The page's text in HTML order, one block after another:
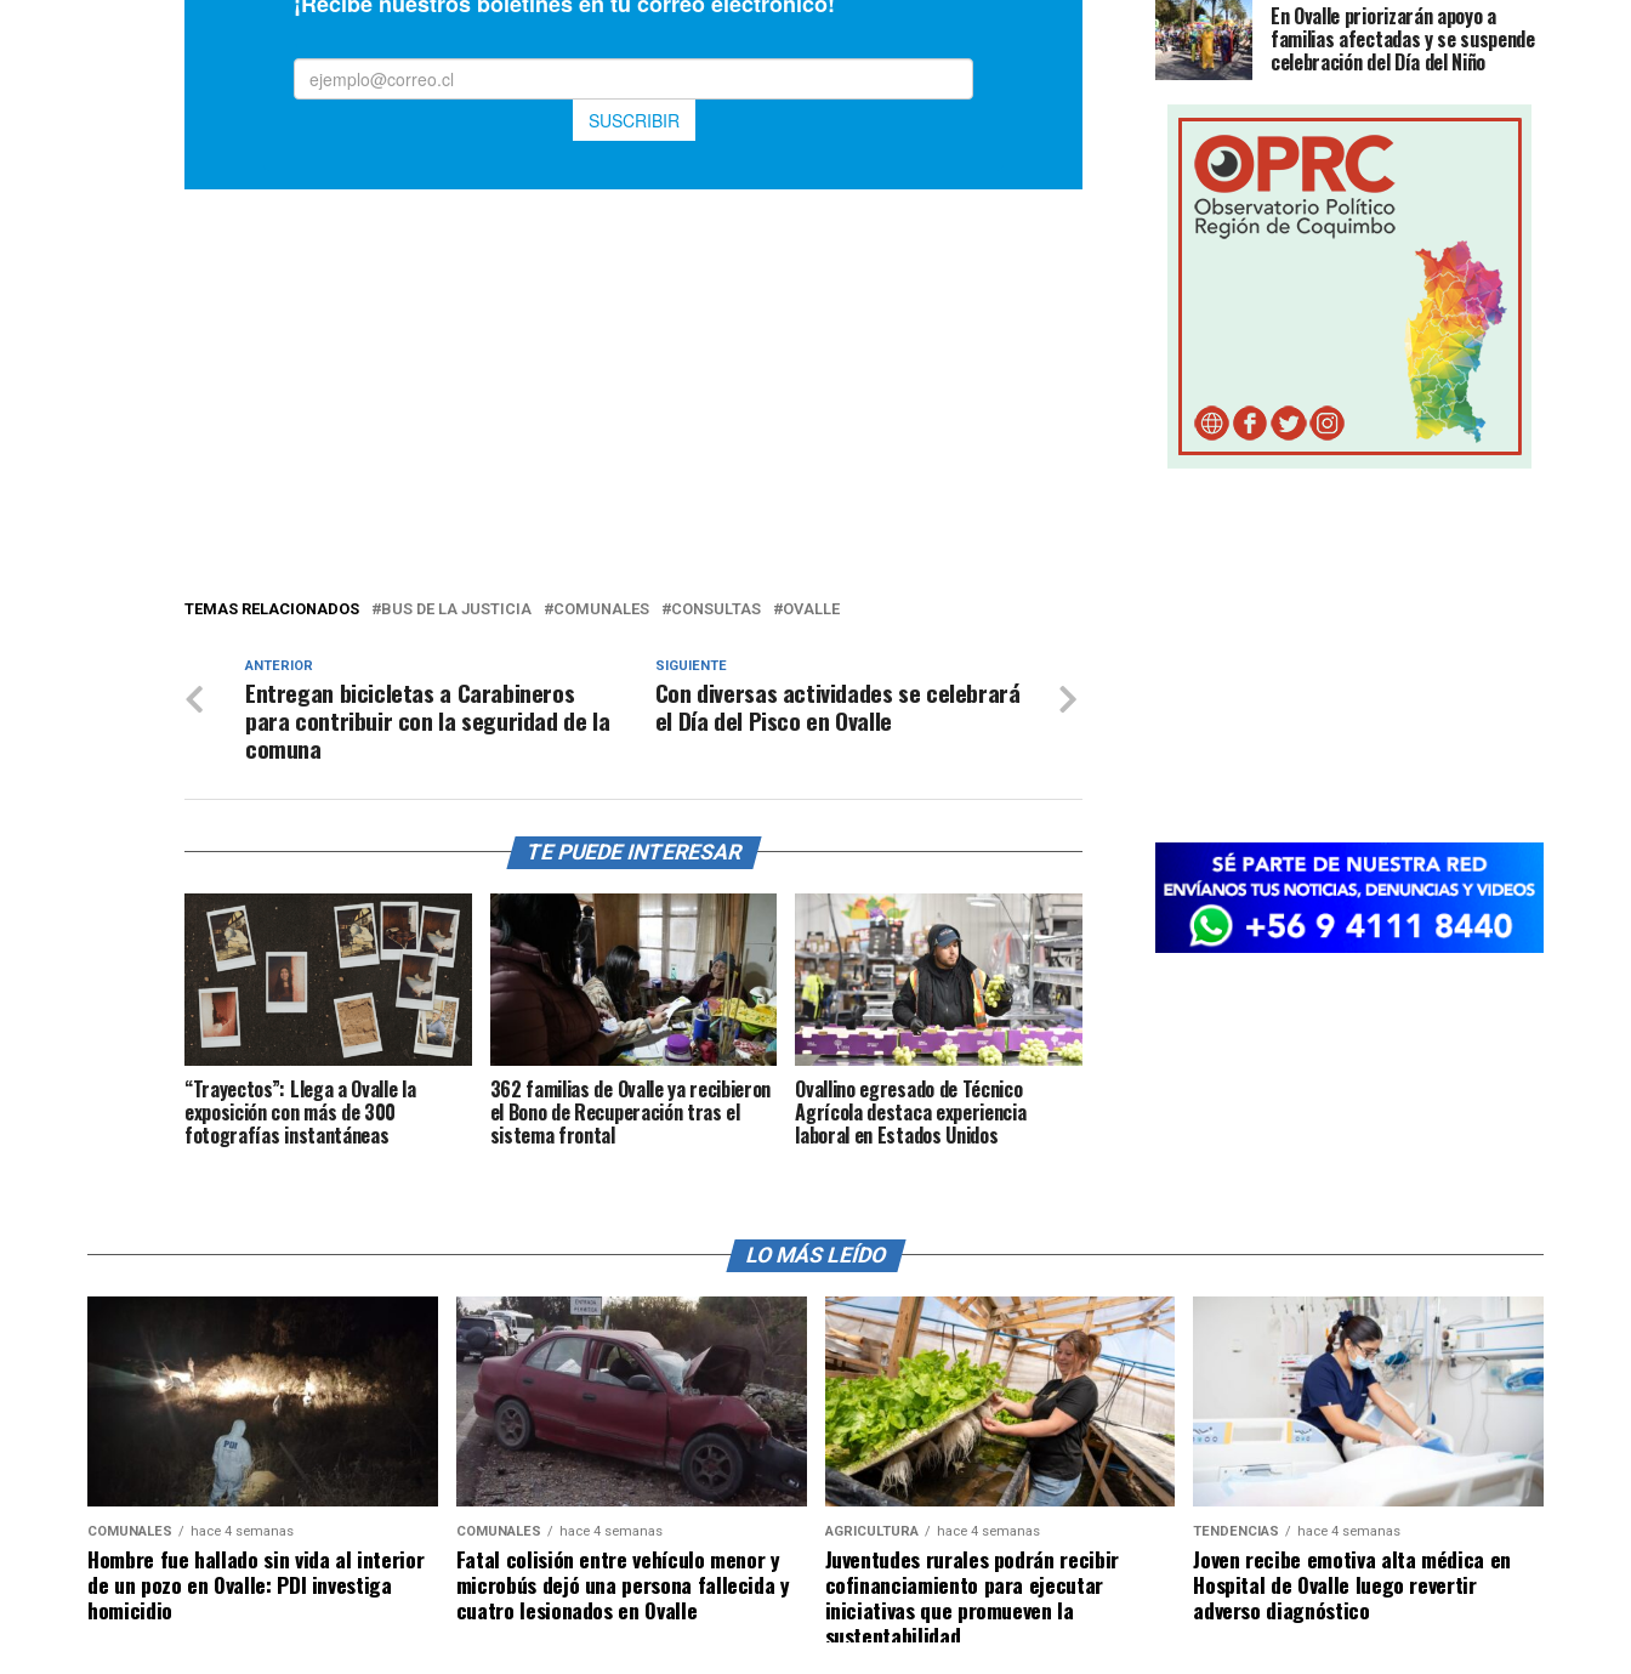
TEMAS RELACIONADOS BUS DE LA JUSTICIA COMUNALES CONSULTAS OVALLE
SIGUIENTE
Con diversas actividades se celebrará
el Día del Pisco en Ovalle
ANTERIOR
Entregan bicicletas a Carabineros
para contribuir con la seguridad de la
comuna
TE PUEDE INTERESAR
“Trayectos”: Llega a Ovalle la
exposición con más de 300
fotografías instantáneas
362 familias de Ovalle ya recibieron
el Bono de Recuperación tras el
sistema frontal
Ovallino egresado de Técnico
Agrícola destaca experiencia
laboral en Estados Unidos
En Ovalle priorizarán apoyo a
familias afectadas y se suspende
celebración del Día del Niño
LO MÁS LEÍDO
COMUNALES hace 4 semanas
Hombre fue hallado sin vida al interior
de un pozo en Ovalle: PDI investiga
homicidio
COMUNALES hace 4 semanas
Fatal colisión entre vehículo menor y
microbús dejó una persona fallecida y
cuatro lesionados en Ovalle
AGRICULTURA hace 4 semanas
Juventudes rurales podrán recibir
cofinanciamiento para ejecutar
iniciativas que promueven la
sustentabilidad
TENDENCIAS hace 4 semanas
Joven recibe emotiva alta médica en
Hospital de Ovalle luego revertir
adverso diagnóstico